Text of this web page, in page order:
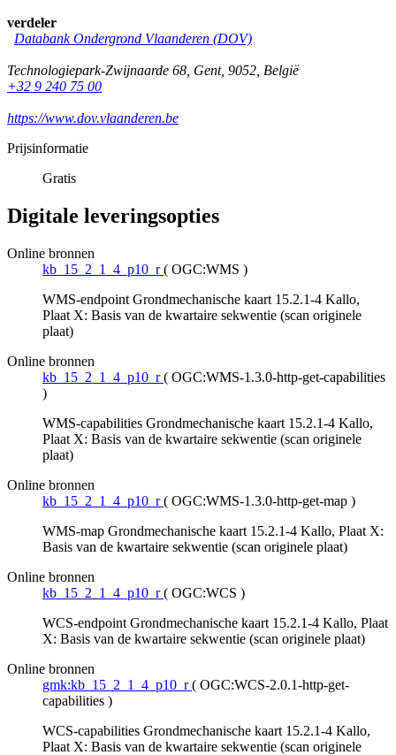
verdeler
Databank Ondergrond Vlaanderen (DOV)
Technologiepark-Zwijnaarde 68, Gent, 9052, België
+32 9 240 75 00
https://www.dov.vlaanderen.be
Prijsinformatie
Gratis
Digitale leveringsopties
Online bronnen
kb_15_2_1_4_p10_r ( OGC:WMS )
WMS-endpoint Grondmechanische kaart 15.2.1-4 Kallo,
Plaat X: Basis van de kwartaire sekwentie (scan originele
plaat)
Online bronnen
kb_15_2_1_4_p10_r ( OGC:WMS-1.3.0-http-get-capabilities
)
WMS-capabilities Grondmechanische kaart 15.2.1-4 Kallo,
Plaat X: Basis van de kwartaire sekwentie (scan originele
plaat)
Online bronnen
kb_15_2_1_4_p10_r ( OGC:WMS-1.3.0-http-get-map )
WMS-map Grondmechanische kaart 15.2.1-4 Kallo, Plaat X:
Basis van de kwartaire sekwentie (scan originele plaat)
Online bronnen
kb_15_2_1_4_p10_r ( OGC:WCS )
WCS-endpoint Grondmechanische kaart 15.2.1-4 Kallo, Plaat
X: Basis van de kwartaire sekwentie (scan originele plaat)
Online bronnen
gmk:kb_15_2_1_4_p10_r ( OGC:WCS-2.0.1-http-get-
capabilities )
WCS-capabilities Grondmechanische kaart 15.2.1-4 Kallo,
Plaat X: Basis van de kwartaire sekwentie (scan originele